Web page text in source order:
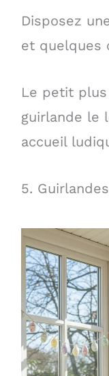
Disposez
et quelques
Le petit
guirlande le
accueil
5.